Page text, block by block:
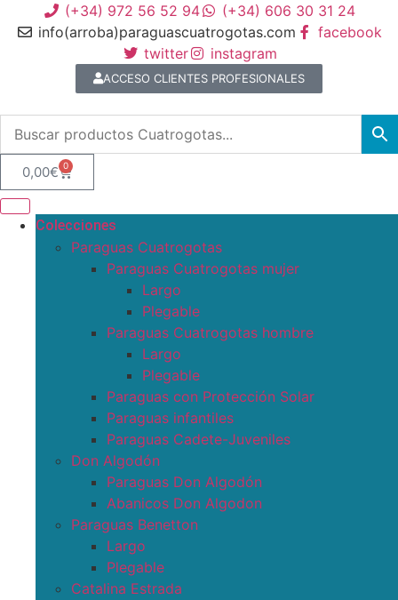
(+34) 972 56 52 94
(+34) 606 30 31 24
info(arroba)paraguascuatrogotas.com
facebook
twitter
instagram
ACCESO CLIENTES PROFESIONALES
0,00€ 0
Colecciones
Paraguas Cuatrogotas
Paraguas Cuatrogotas mujer
Largo
Plegable
Paraguas Cuatrogotas hombre
Largo
Plegable
Paraguas con Protección Solar
Paraguas infantiles
Paraguas Cadete-Juveniles
Don Algodón
Paraguas Don Algodón
Abanicos Don Algodon
Paraguas Benetton
Largo
Plegable
Catalina Estrada